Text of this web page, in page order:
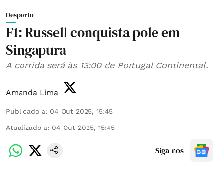
Desporto
F1: Russell conquista pole em
Singapura
A corrida será às 13:00 de Portugal Continental.
Amanda Lima
Publicado a: 04 Out 2025, 15:45
Atualizado a: 04 Out 2025, 15:45
Siga-nos